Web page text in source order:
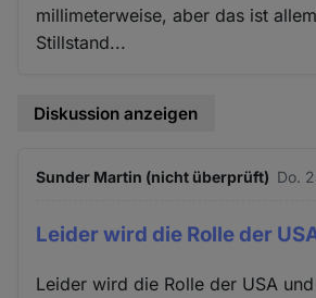
millimeterweise, aber das ist
Stillstand...
Diskussion anzeigen
Sunder Martin (nicht überprüft) Do.
Leider wird die Rolle der
Leider wird die Rolle der USA